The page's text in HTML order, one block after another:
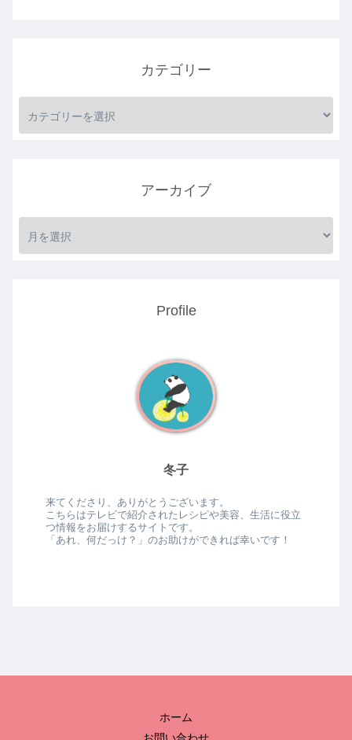
カテゴリー
アーカイブ
Profile
冬子
来てくださり、ありがとうございます。
こちらはテレビで紹介されたレシピや美容、生活に役立
つ情報をお届けするサイトです。
「あれ、何だっけ？」のお助けができれば幸いです！
ホーム